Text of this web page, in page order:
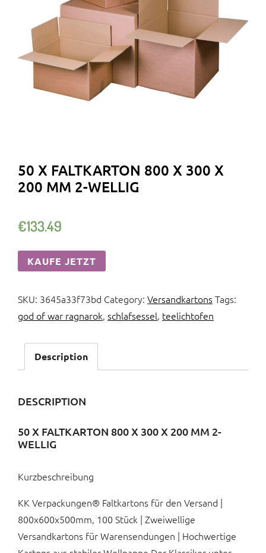
50 X FALTKARTON 800 X 300 X
200 MM 2-WELLIG
€133.49
KAUFE JETZT
SKU: 3645a33f73bd Category: VersandkartonsTags:
god of war ragnarok, schlafsessel, teelichtofen
Description
DESCRIPTION
50 X FALTKARTON 800 X 300 X 200 MM 2-
WELLIG
Kurzbeschreibung
KK Verpackungen® Faltkartons für den Versand |
800x600x500mm, 100 Stück | Zweiwellige
Versandkartons für Warensendungen | Hochwertige